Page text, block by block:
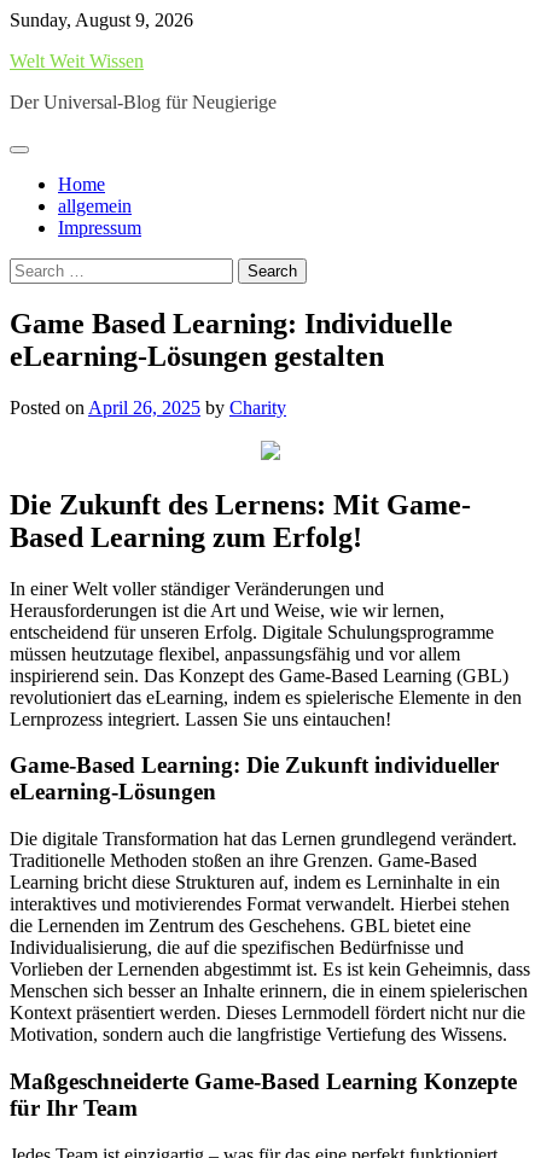
Skip
content
Sunday, August 9, 2026
Welt Weit Wissen
Der Universal-Blog für Neugierige
Home
allgemein
Impressum
Search
for:
Game Based Learning: Individuelle
eLearning-Lösungen gestalten
Posted on April 26, 2025 by Charity
Die Zukunft des Lernens: Mit Game-
Based Learning zum Erfolg!
In einer Welt voller ständiger Veränderungen und
Herausforderungen ist die Art und Weise, wie wir lernen,
entscheidend für unseren Erfolg. Digitale Schulungsprogramme
müssen heutzutage flexibel, anpassungsfähig und vor allem
inspirierend sein. Das Konzept des Game-Based Learning (GBL)
revolutioniert das eLearning, indem es spielerische Elemente in den
Lernprozess integriert. Lassen Sie uns eintauchen!
Game-Based Learning: Die Zukunft individueller
eLearning-Lösungen
Die digitale Transformation hat das Lernen grundlegend verändert.
Traditionelle Methoden stoßen an ihre Grenzen. Game-Based
Learning bricht diese Strukturen auf, indem es Lerninhalte in ein
interaktives und motivierendes Format verwandelt. Hierbei stehen
die Lernenden im Zentrum des Geschehens. GBL bietet eine
Individualisierung, die auf die spezifischen Bedürfnisse und
Vorlieben der Lernenden abgestimmt ist. Es ist kein Geheimnis, dass
Menschen sich besser an Inhalte erinnern, die in einem spielerischen
Kontext präsentiert werden. Dieses Lernmodell fördert nicht nur die
Motivation, sondern auch die langfristige Vertiefung des Wissens.
Maßgeschneiderte Game-Based Learning Konzepte
für Ihr Team